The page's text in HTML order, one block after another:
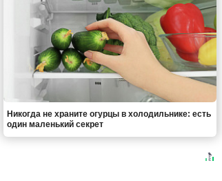
Никогда не храните огурцы в холодильнике: есть
один маленький секрет